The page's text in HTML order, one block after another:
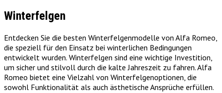
Winterfelgen
Entdecken Sie die besten Winterfelgenmodelle von Alfa Romeo,
die speziell für den Einsatz bei winterlichen Bedingungen
entwickelt wurden. Winterfelgen sind eine wichtige Investition,
um sicher und stilvoll durch die kalte Jahreszeit zu fahren. Alfa
Romeo bietet eine Vielzahl von Winterfelgenoptionen, die
sowohl Funktionalität als auch ästhetische Ansprüche erfüllen.